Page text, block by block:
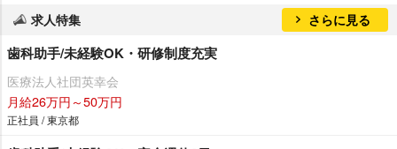
求人特集 さらに見る
歯科助手/未経験OK・研修制度充実
医療法人社団英幸会
月給26万円～50万円
正社員 / 東京都